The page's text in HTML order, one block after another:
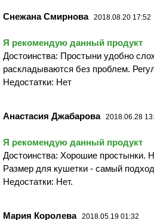
Снежана Смирнова 2018.08.20 17:52
Я рекомендую данный продукт
Достоинства: Простыни удобно
раскладываются без проблем.
Недостатки: Нет
Анастасия Джабарова 2018.06.28
Я рекомендую данный продукт
Достоинства: Хорошие простынки.
Размер для кушетки - самый
Недостатки: Нет.
Мария Королева 2018.05.19 01:32